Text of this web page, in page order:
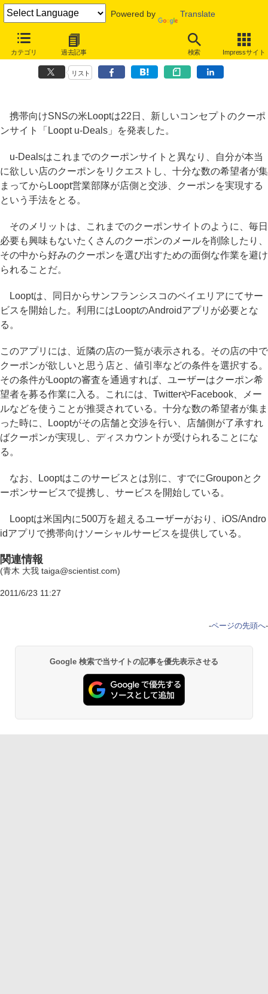
Powered by Translate
カテゴリ 過去記事 検索 Impressサイト
米Looptが新種クーポンサービス、ユーザーが本当に欲しい店をリクエ
スト
リスト
携帯向けSNSの米Looptは22日、新しいコンセプトのクーポ
ンサイト「Loopt u-Deals」を発表した。
u-Dealsはこれまでのクーポンサイトと異なり、自分が本当
に欲しい店のクーポンをリクエストし、十分な数の希望者が集
まってからLoopt営業部隊が店側と交渉、クーポンを実現する
という手法をとる。
そのメリットは、これまでのクーポンサイトのように、毎日
必要も興味もないたくさんのクーポンのメールを削除したり、
その中から好みのクーポンを選び出すための面倒な作業を避け
られることだ。
Looptは、同日からサンフランシスコのベイエリアにてサー
ビスを開始した。利用にはLooptのAndroidアプリが必要とな
る。
このアプリには、近隣の店の一覧が表示される。その店の中で
クーポンが欲しいと思う店と、値引率などの条件を選択する。
その条件がLooptの審査を通過すれば、ユーザーはクーポン希
望者を募る作業に入る。これには、TwitterやFacebook、メー
ルなどを使うことが推奨されている。十分な数の希望者が集ま
った時に、Looptがその店舗と交渉を行い、店舗側が了承すれ
ばクーポンが実現し、ディスカウントが受けられることにな
る。
なお、Looptはこのサービスとは別に、すでにGrouponとク
ーポンサービスで提携し、サービスを開始している。
Looptは米国内に500万を超えるユーザーがおり、iOS/Andro
idアプリで携帯向けソーシャルサービスを提供している。
関連情報
(青木 大我 taiga@scientist.com)
2011/6/23 11:27
-ページの先頭へ-
Google 検索で当サイトの記事を優先表示させる